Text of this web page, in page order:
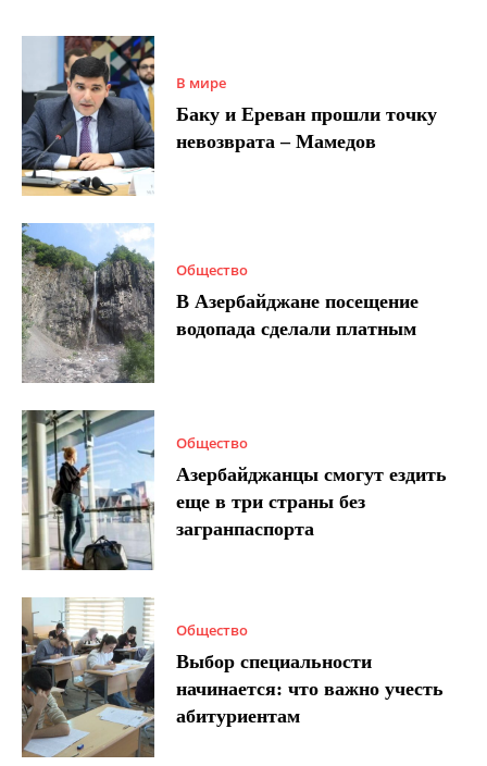
В мире
Баку и Ереван прошли точку
невозврата – Мамедов
Общество
В Азербайджане посещение
водопада сделали платным
Общество
Азербайджанцы смогут ездить
еще в три страны без
загранпаспорта
Общество
Выбор специальности
начинается: что важно учесть
абитуриентам